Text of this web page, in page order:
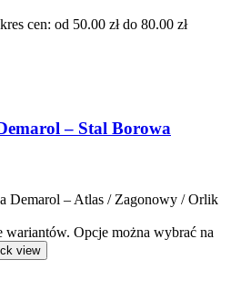
cen: od 50.00 zł do 80.00 zł
– Stal Borowa
wariantów. Opcje można wybrać na
view